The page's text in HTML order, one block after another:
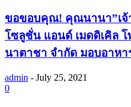
ขอขอบคุณ! คุณนานา”เจ้
โซลูชั่น แอนด์ เมดดิเคิล
นาตาชา จำกัด มอบอาหา
admin - July 25, 2021
0